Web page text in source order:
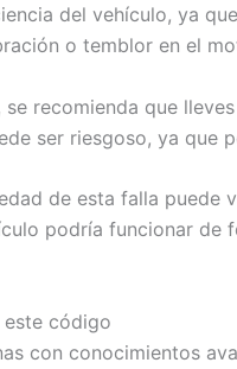
del vehículo, ya
o temblor en el
recomienda que
ser riesgoso, ya
de esta falla
podría funcionar
este código
con conocimientos